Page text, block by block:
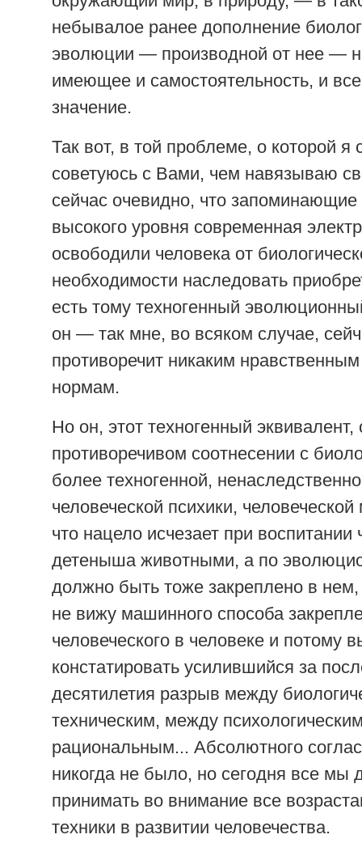
небывалое ранее дополнение
эволюции — производной от нее —
имеющее и самостоятельность, и
значение.
Так вот, в той проблеме, о которой я
советуюсь с Вами, чем навязываю
сейчас очевидно, что запоминающие
высокого уровня современная
освободили человека от
необходимости наследовать
есть тому техногенный
он — так мне, во всяком случае,
противоречит никаким
нормам.
Но он, этот техногенный эквивалент,
противоречивом соотнесении с
более техногенной,
человеческой психики,
что нацело исчезает при воспитании
детеныша животными, а по
должно быть тоже закреплено в
не вижу машинного способа
человеческого в человеке и потому
констатировать усилившийся за
десятилетия разрыв между
техническим, между
рациональным... Абсолютного
никогда не было, но сегодня все мы
принимать во внимание все
техники в развитии человечества.